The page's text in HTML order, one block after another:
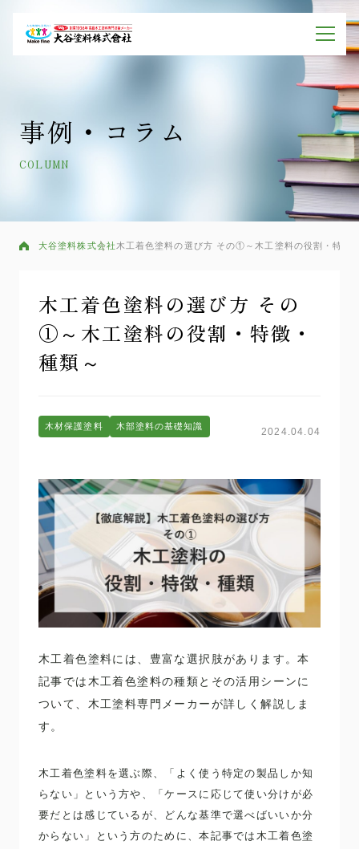
事例・コラム
COLUMN
大谷塗料株式会社 木工着色塗料の選び方 その①～木工塗料の役割・特徴
木工着色塗料の選び方 その
①～木工塗料の役割・特徴・
種類～
木材保護塗料 木部塗料の基礎知識 2024.04.04
木工着色塗料には、豊富な選択肢があります。本
記事では木工着色塗料の種類とその活用シーンに
ついて、木工塗料専門メーカーが詳しく解説しま
す。
木工着色塗料を選ぶ際、「よく使う特定の製品しか知
らない」という方や、「ケースに応じて使い分けが必
要だとは感じているが、どんな基準で選べばいいか分
からない」という方のために、本記事では木工着色塗